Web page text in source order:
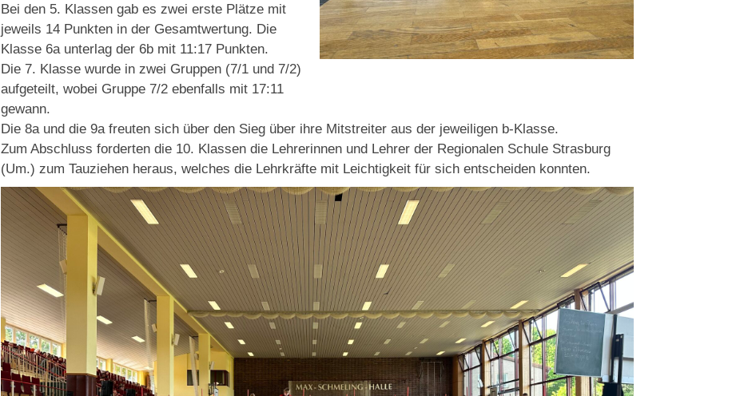
Bei den 5. Klassen gab es zwei erste Plätze mit
jeweils 14 Punkten in der Gesamtwertung. Die
Klasse 6a unterlag der 6b mit 11:17 Punkten.
Die 7. Klasse wurde in zwei Gruppen (7/1 und 7/2)
aufgeteilt, wobei Gruppe 7/2 ebenfalls mit 17:11
gewann.
Die 8a und die 9a freuten sich über den Sieg über ihre Mitstreiter aus der jeweiligen b-Klasse.
Zum Abschluss forderten die 10. Klassen die Lehrerinnen und Lehrer der Regionalen Schule Strasburg
(Um.) zum Tauziehen heraus, welches die Lehrkräfte mit Leichtigkeit für sich entscheiden konnten.